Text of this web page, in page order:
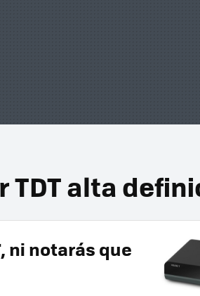
TDT alta
ni notarás que